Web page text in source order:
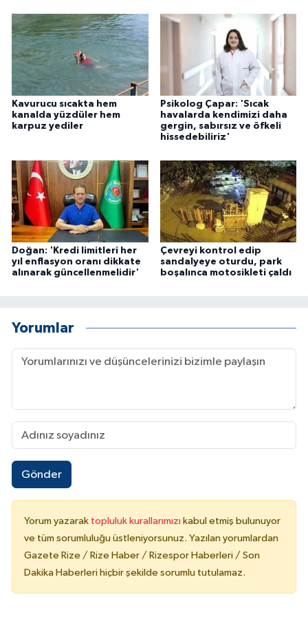
Kavurucu sıcakta hem
kanalda yüzdüler hem
karpuz yediler
Psikolog Çapar: 'Sıcak
havalarda kendimizi daha
gergin, sabırsız ve öfkeli
hissedebiliriz'
Doğan: 'Kredi limitleri her
yıl enflasyon oranı dikkate
alınarak güncellenmelidir'
Çevreyi kontrol edip
sandalyeye oturdu, park
boşalınca motosikleti çaldı
Yorumlar
Gönder
Yorum yazarak topluluk kurallarımızı kabul etmiş bulunuyor
ve tüm sorumluluğu üstleniyorsunuz. Yazılan yorumlardan
Gazete Rize / Rize Haber / Rizespor Haberleri / Son
Dakika Haberleri hiçbir şekilde sorumlu tutulamaz.
ÜLKE GÜNDEMİ
YAŞAM
YEREL
Yerel Haberler